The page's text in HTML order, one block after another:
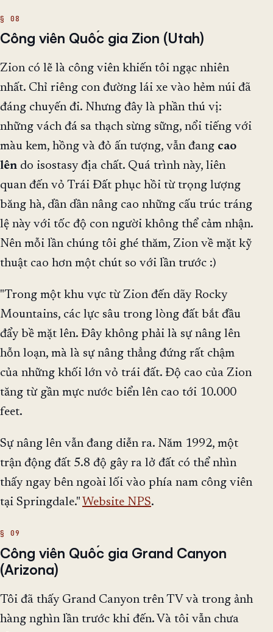
Công viên Quốc gia Zion (Utah)
Zion có lẽ là công viên khiến tôi ngạc nhiên
nhất. Chỉ riêng con đường lái xe vào hẻm núi đã
đáng chuyến đi. Nhưng đây là phần thú vị:
những vách đá sa thạch sừng sững, nổi tiếng với
màu kem, hồng và đỏ ấn tượng, vẫn đang cao
lên do isostasy địa chất. Quá trình này, liên
quan đến vỏ Trái Đất phục hồi từ trọng lượng
băng hà, dần dần nâng cao những cấu trúc tráng
lệ này với tốc độ con người không thể cảm nhận.
Nên mỗi lần chúng tôi ghé thăm, Zion về mặt kỹ
thuật cao hơn một chút so với lần trước :)
"Trong một khu vực từ Zion đến dãy Rocky
Mountains, các lực sâu trong lòng đất bắt đầu
đẩy bề mặt lên. Đây không phải là sự nâng lên
hỗn loạn, mà là sự nâng thẳng đứng rất chậm
của những khối lớn vỏ trái đất. Độ cao của Zion
tăng từ gần mực nước biển lên cao tới 10.000
feet.
Sự nâng lên vẫn đang diễn ra. Năm 1992, một
trận động đất 5.8 độ gây ra lở đất có thể nhìn
thấy ngay bên ngoài lối vào phía nam công viên
tại Springdale." Website NPS.
Công viên Quốc gia Grand Canyon
(Arizona)
Tôi đã thấy Grand Canyon trên TV và trong ảnh
hàng nghìn lần trước khi đến. Và tôi vẫn chưa